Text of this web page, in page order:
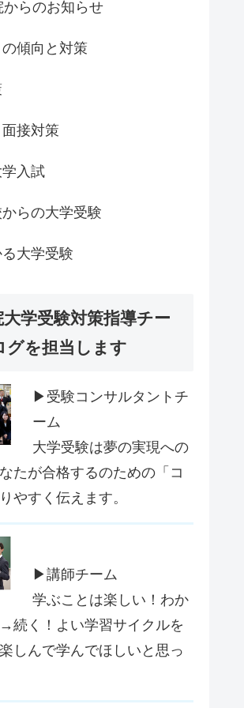
からのお知らせ
傾向と対策
接対策
入試
らの大学受験
大学受験
大学受験対策指導チー
グを担当します
▶受験コンサルタントチ
ーム
大学受験は夢の実現への
たが合格するのための「コ
やすく伝えます。
▶講師チーム
学ぶことは楽しい！わか
続く！よい学習サイクルを
しんで学んでほしいと思っ